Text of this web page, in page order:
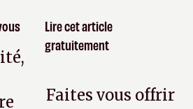
Lire cet article
gratuitement
Faites vous offrir